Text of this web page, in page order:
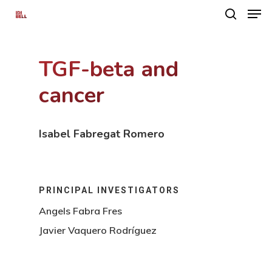
Hit enter to search or ESC to close
TGF-beta and
cancer
Isabel Fabregat Romero
PRINCIPAL INVESTIGATORS
Angels Fabra Fres
Javier Vaquero Rodríguez